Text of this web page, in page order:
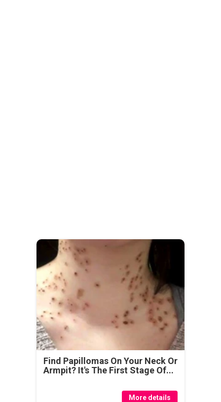
Find Papillomas On Your Neck Or
Armpit? It's The First Stage Of...
More details